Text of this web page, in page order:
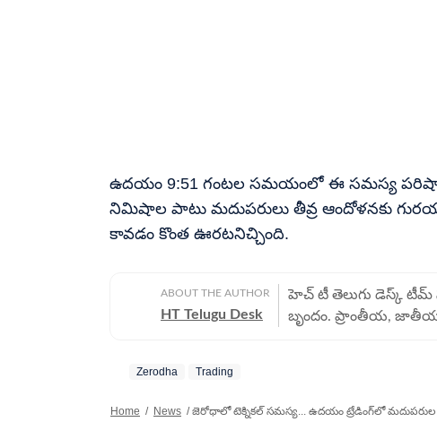
ఉదయం 9:51 గంటల సమయంలో ఈ సమస్య
నిమిషాల పాటు మదుపరులు తీవ్ర ఆందోళనకు
కావడం కొంత ఊరటనిచ్చింది.
ABOUT THE AUTHOR
HT Telugu Desk
హెచ్ టీ తెలుగు డెస్క్ టీమ్
బృందం. ప్రాంతీయ,
Zerodha Trading
Home / News / జెరోధాలో టెక్నికల్ సమస్య... ఉదయం ట్రేడింగ్‌లో